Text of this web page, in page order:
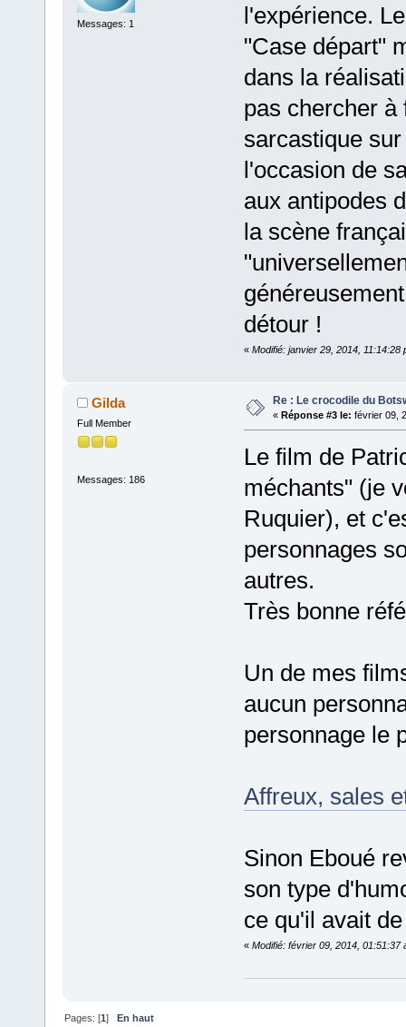
Messages: 1
l'expérience.
"Case départ"
dans la
pas chercher à
sarcastique
l'occasion de
aux antipodes
la scène
détour !
« Modifié: janvier 29, 2014, 11:14:28
Gilda
Full Member
Messages: 186
Re : Le crocodile du
« Réponse #3 le: février 09,
Le film de
méchants" (je
Ruquier), et
personnages
autres.
Très bonne
Un de mes
aucun
personnage le
Affreux, sales
Sinon Eboué
son type
ce qu'il avait
« Modifié: février 09, 2014, 01:51:37
Pages: [1]En haut